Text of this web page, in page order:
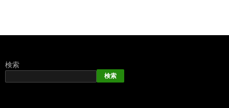
検索
検索